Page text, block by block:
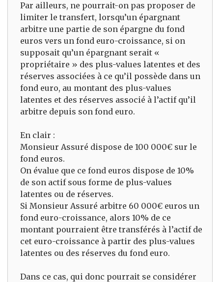
Par ailleurs, ne pourrait-on pas proposer de
limiter le transfert, lorsqu’un épargnant
arbitre une partie de son épargne du fond
euros vers un fond euro-croissance, si on
supposait qu’un épargnant serait «
propriétaire » des plus-values latentes et des
réserves associées à ce qu’il possède dans un
fond euro, au montant des plus-values
latentes et des réserves associé à l’actif qu’il
arbitre depuis son fond euro.
En clair :
Monsieur Assuré dispose de 100 000€ sur le
fond euros.
On évalue que ce fond euros dispose de 10%
de son actif sous forme de plus-values
latentes ou de réserves.
Si Monsieur Assuré arbitre 60 000€ euros un
fond euro-croissance, alors 10% de ce
montant pourraient être transférés à l’actif de
cet euro-croissance à partir des plus-values
latentes ou des réserves du fond euro.
Dans ce cas, qui donc pourrait se considérer